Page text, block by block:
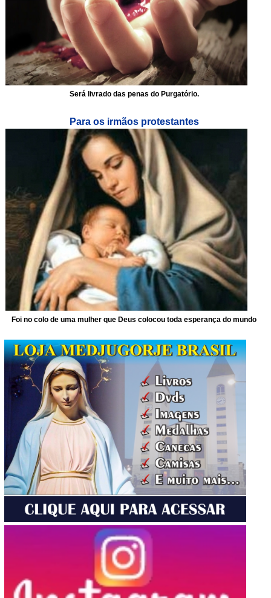
Será livrado das penas do Purgatório.
Para os irmãos protestantes
Foi no colo de uma mulher que Deus colocou toda esperança do mundo